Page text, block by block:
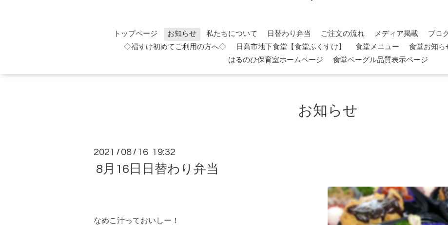
トップページ お知らせ 私たちについて 日替わり弁当 ご注文の流れ メディア掲載 ブロ
◇福すけ初めてご利用の方へ◇
日高市地下食堂【食堂ふくすけ】 食堂メニュー 食堂お知ら
はるのひ保育室ホームページ
食堂ベーグル品質表示ページ
お知らせ
2021 / 08 / 16 19:32
8月16日日替わり弁当
なめこ汁っておいしー！